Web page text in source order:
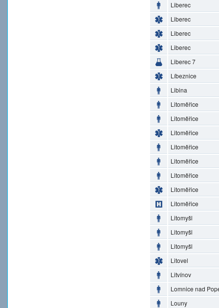
Liberec
Liberec
Liberec
Liberec
Liberec 7
Líbeznice
Libina
Litoměřice
Litoměřice
Litoměřice
Litoměřice
Litoměřice
Litoměřice
Litoměřice
Litoměřice
Litomyšl
Litomyšl
Litomyšl
Litovel
Litvínov
Lomnice nad
Louny